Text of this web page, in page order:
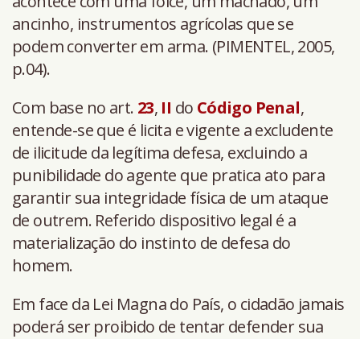
ancinho, instrumentos agrícolas que se
podem converter em arma. (PIMENTEL, 2005,
p.04).
Com base no art. 23, II do Código Penal,
entende-se que é licita e vigente a excludente
de ilicitude da legítima defesa, excluindo a
punibilidade do agente que pratica ato para
garantir sua integridade física de um ataque
de outrem. Referido dispositivo legal é a
materialização do instinto de defesa do
homem.
Em face da Lei Magna do País, o cidadão jamais
poderá ser proibido de tentar defender sua